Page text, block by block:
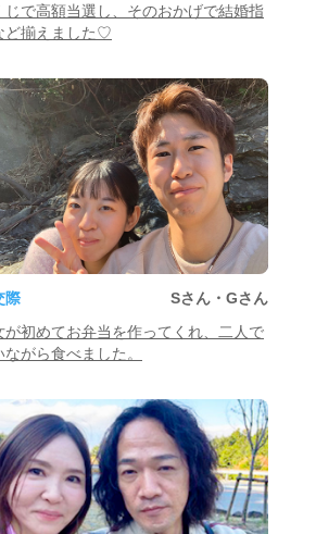
じで高額当選し、そのおかげで結婚指
ど揃えました♡
際
Sさん・Gさん
が初めてお弁当を作ってくれ、二人で
ながら食べました。